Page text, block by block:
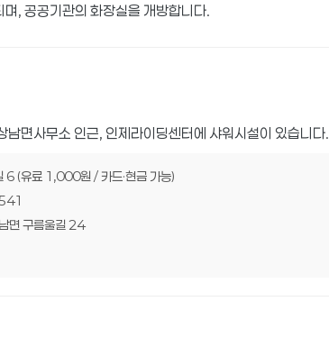
, 공공기관의 화장실을 개방합니다.
남면사무소 인근, 인제라이딩센터에 샤워시설이 있습니다.
6 (유료 1,000원 / 카드·현금 가능)
면 구름울길 24